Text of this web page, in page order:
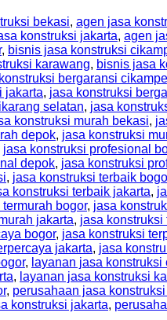
bekasi, agen jasa
konstruksi jakarta, agen
, bisnis jasa konstruksi
karawang, bisnis jasa
bergaransi
jakarta, jasa konstruksi
selatan, jasa
konstruksi murah bekasi,
depok, jasa konstruksi
jasa konstruksi profesional
depok, jasa konstruksi
, jasa konstruksi terbaik
konstruksi terbaik jakarta,
bogor, jasa
jakarta, jasa konstruksi
bogor, jasa konstruksi
jakarta, jasa
, layanan jasa konstruksi
, layanan jasa konstruksi
, perusahaan jasa
konstruksi jakarta,